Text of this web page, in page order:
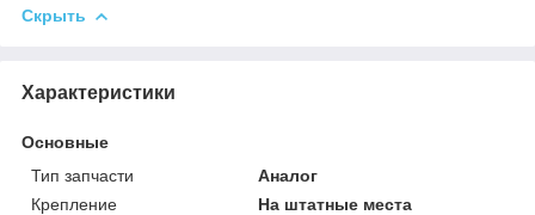
Скрыть
Характеристики
Основные
Тип запчасти
Аналог
Крепление
На штатные места